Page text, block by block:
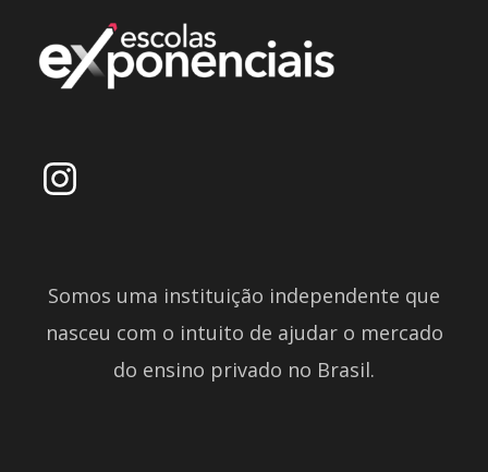
Somos uma instituição independente que
nasceu com o intuito de ajudar o mercado
do ensino privado no Brasil.